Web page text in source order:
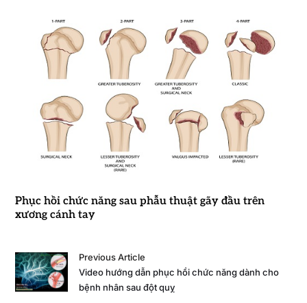
Phục hồi chức năng sau phẫu thuật gãy đầu trên
xương cánh tay
Previous Article
Video hướng dẫn phục hồi chức năng dành cho
bệnh nhân sau đột quỵ